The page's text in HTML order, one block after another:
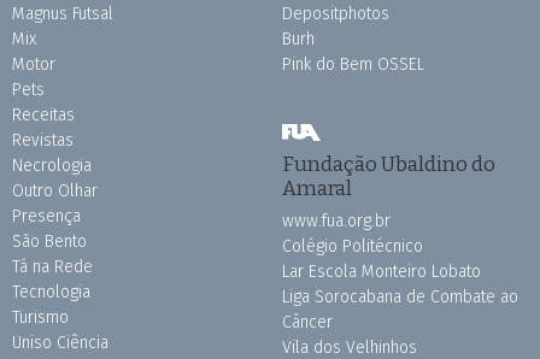
Magnus Futsal
Mix
Motor
Pets
Receitas
Revistas
Necrologia
Outro Olhar
Presença
São Bento
Tá na Rede
Tecnologia
Turismo
Uniso Ciência
Depositphotos
Burh
Pink do Bem OSSEL
Fundação Ubaldino do
Amaral
www.fua.org.br
Colégio Politécnico
Lar Escola Monteiro Lobato
Liga Sorocabana de Combate ao
Câncer
Vila dos Velhinhos